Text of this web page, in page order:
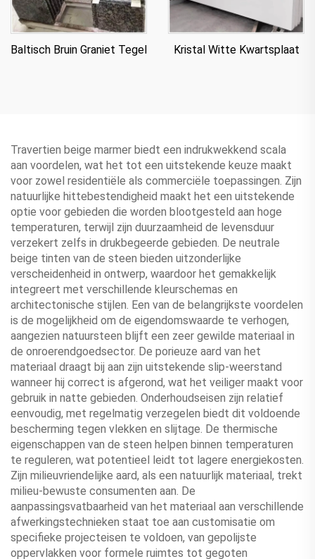
Baltisch Bruin Graniet Tegel Kristal Witte Kwartsplaat
Travertien beige marmer biedt een indrukwekkend scala
aan voordelen, wat het tot een uitstekende keuze maakt
voor zowel residentiële als commerciële toepassingen. Zijn
natuurlijke hittebestendigheid maakt het een uitstekende
optie voor gebieden die worden blootgesteld aan hoge
temperaturen, terwijl zijn duurzaamheid de levensduur
verzekert zelfs in drukbegeerde gebieden. De neutrale
beige tinten van de steen bieden uitzonderlijke
verscheidenheid in ontwerp, waardoor het gemakkelijk
integreert met verschillende kleurschemas en
architectonische stijlen. Een van de belangrijkste voordelen
is de mogelijkheid om de eigendomswaarde te verhogen,
aangezien natuursteen blijft een zeer gewilde materiaal in
de onroerendgoedsector. De porieuze aard van het
materiaal draagt bij aan zijn uitstekende slip-weerstand
wanneer hij correct is afgerond, wat het veiliger maakt voor
gebruik in natte gebieden. Onderhoudseisen zijn relatief
eenvoudig, met regelmatig verzegelen biedt dit voldoende
bescherming tegen vlekken en slijtage. De thermische
eigenschappen van de steen helpen binnen temperaturen
te reguleren, wat potentieel leidt tot lagere energiekosten.
Zijn milieuvriendelijke aard, als een natuurlijk materiaal, trekt
milieu-bewuste consumenten aan. De
aanpassingsvatbaarheid van het materiaal aan verschillende
afwerkingstechnieken staat toe aan customisatie om
specifieke projecteisen te voldoen, van gepolijste
oppervlakken voor formele ruimtes tot gegoten